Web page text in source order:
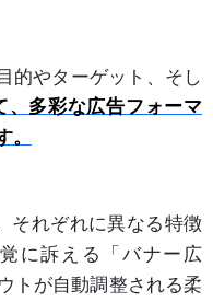
的やターゲット、そし
、多彩な広告フォーマ
それぞれに異なる特徴
に訴える「バナー広
トが自動調整される柔